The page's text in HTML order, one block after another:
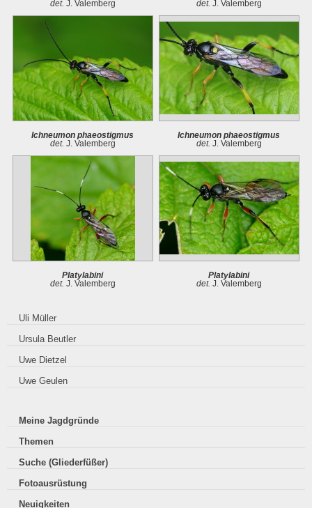
det. J. Valemberg
det. J. Valemberg
Ichneumon phaeostigmus
det. J. Valemberg
Ichneumon phaeostigmus
det. J. Valemberg
Platylabini
det. J. Valemberg
Platylabini
det. J. Valemberg
Uli Müller
Ursula Beutler
Uwe Dietzel
Uwe Geulen
Meine Jagdgründe
Themen
Suche (Gliederfüßer)
Fotoausrüstung
Neuigkeiten